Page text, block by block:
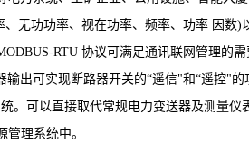
无功功率、视在功率、频率、功率 因数)
RTU 协议可满足通讯联网管理的
输出可实现断路器开关的“遥信"和“遥控"
。可以直接取代常规电力变送器及测量仪
理系统中。